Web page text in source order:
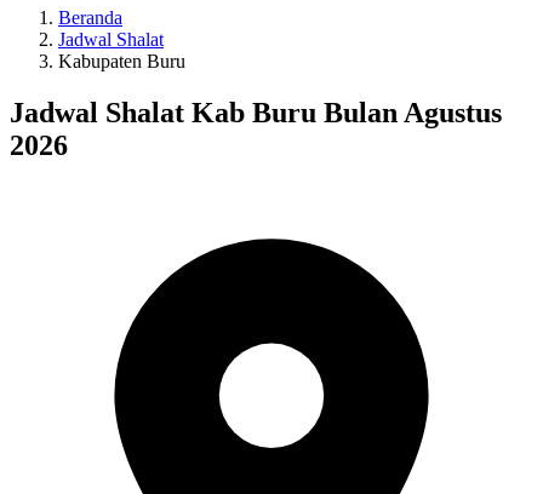
Beranda
Jadwal Shalat
Kabupaten Buru
Jadwal Shalat Kab Buru Bulan Agustus
2026